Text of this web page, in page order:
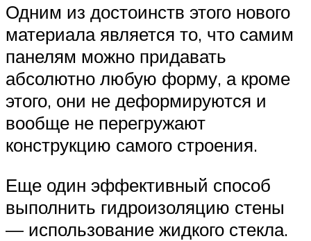
Одним из достоинств этого нового
материала является то, что самим
панелям можно придавать
абсолютно любую форму, а кроме
этого, они не деформируются и
вообще не перегружают
конструкцию самого строения.
Еще один эффективный способ
выполнить гидроизоляцию стены
— использование жидкого стекла.